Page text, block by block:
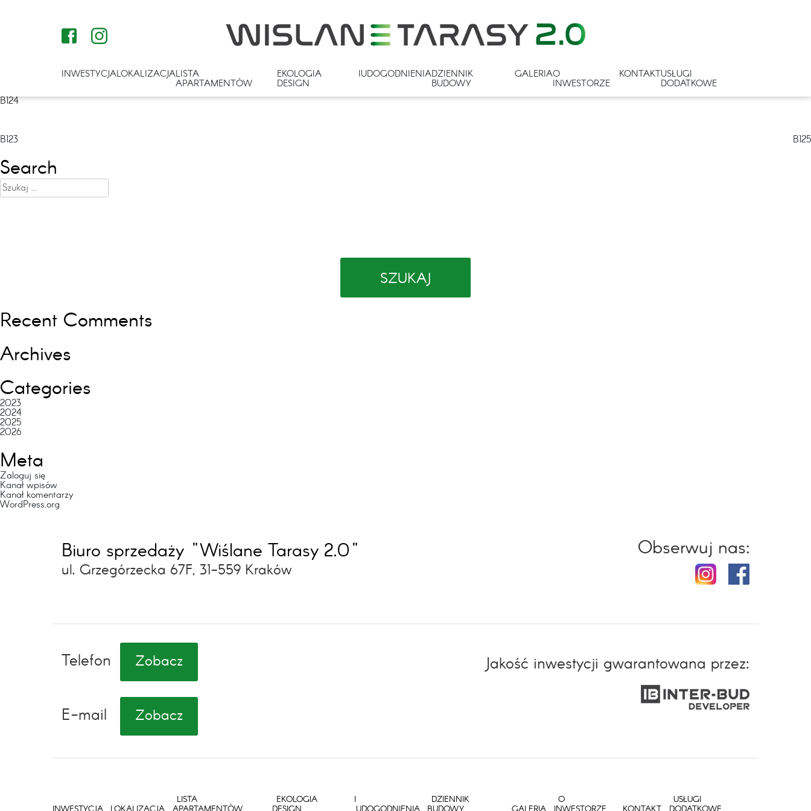
INWESTYCJALOKALIZACJALISTA
APARTAMENTÓW
EKOLOGIA I
DESIGN
UDOGODNIENIADZIENNIK
BUDOWY
GALERIAO
INWESTORZE
KONTAKTUSŁUGI
DODATKOWE
B124
Nawigacja
wpisu
B123 B125
Search
Szukaj:
Recent Comments
Archives
Categories
2023
2024
2025
2026
Meta
Zaloguj się
Kanał wpisów
Kanał komentarzy
WordPress.org
Biuro sprzedaży "Wiślane Tarasy 2.0"
ul. Grzegórzecka 67F, 31-559 Kraków
Obserwuj nas:
Telefon Zobacz
E-mail Zobacz
Jakość inwestycji gwarantowana przez:
LISTA
EKOLOGIA I
DZIENNIK
O
USŁUGI